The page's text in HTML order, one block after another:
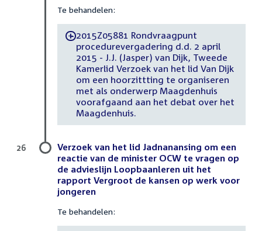
Te behandelen:
-2015Z05881 Rondvraagpunt
procedurevergadering d.d. 2 april
2015 - J.J. (Jasper) van Dijk, Tweede
Kamerlid Verzoek van het lid Van Dijk
om een hoorzittting te organiseren
met als onderwerp Maagdenhuis
voorafgaand aan het debat over het
Maagdenhuis.
Verzoek van het lid Jadnanansing om een
reactie van de minister OCW te vragen op
de advieslijn Loopbaanleren uit het
rapport Vergroot de kansen op werk voor
jongeren
Te behandelen:
26